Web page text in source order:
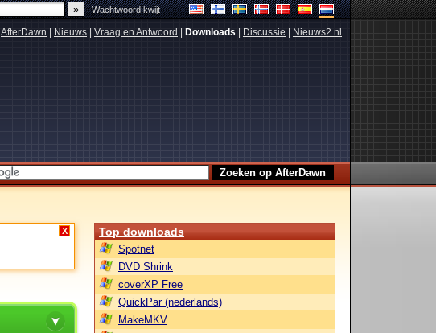
|Wachtwoord kwijt
AfterDawn Nieuws Vraag en Antwoord Downloads Discussie Nieuws2.nl
X Top downloads
Spotnet
DVD Shrink
coverXP Free
QuickPar (nederlands)
MakeMKV